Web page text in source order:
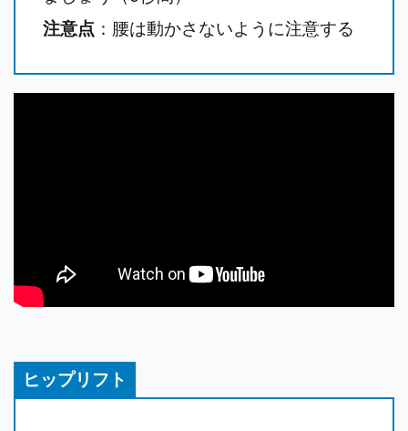
注意点 ：腰は動かさないように注意する
ヒップリフト